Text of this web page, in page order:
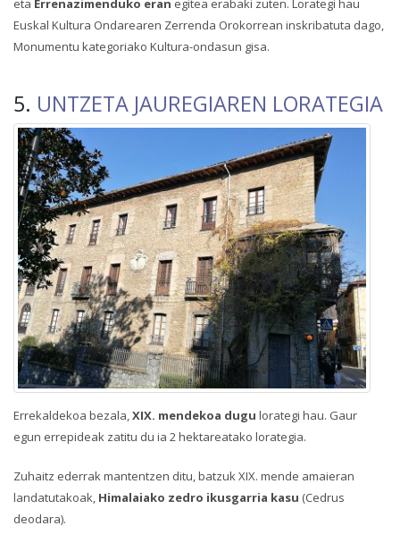
eta Errenazimenduko eran egitea erabaki zuten. Lorategi hau
Euskal Kultura Ondarearen Zerrenda Orokorrean inskribatuta dago,
Monumentu kategoriako Kultura-ondasun gisa.
5. UNTZETA JAUREGIAREN LORATEGIA
Errekaldekoa bezala,XIX. mendekoa dugu lorategi hau. Gaur
egun errepideak zatitu du ia 2 hektareatako lorategia.
Zuhaitz ederrak mantentzen ditu, batzuk XIX. mende amaieran
landatutakoak, Himalaiako zedro ikusgarria kasu (Cedrus
deodara).